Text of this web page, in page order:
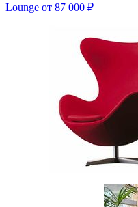
Lounge от 87 000 ₽